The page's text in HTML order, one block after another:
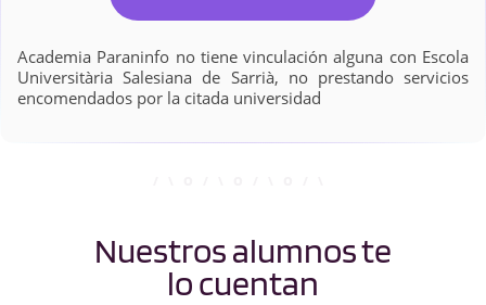
Academia Paraninfo no tiene vinculación alguna con Escola
Universitària Salesiana de Sarrià, no prestando servicios
encomendados por la citada universidad
Nuestros alumnos te
lo cuentan